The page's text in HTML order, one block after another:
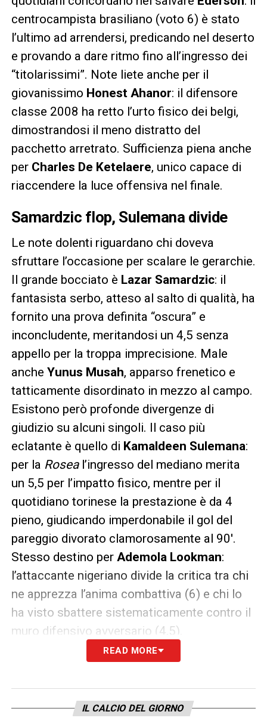
centrocampista brasiliano (voto 6) è stato
l’ultimo ad arrendersi, predicando nel deserto
e provando a dare ritmo fino all’ingresso dei
“titolarissimi”. Note liete anche per il
giovanissimo Honest Ahanor: il difensore
classe 2008 ha retto l’urto fisico dei belgi,
dimostrandosi il meno distratto del
pacchetto arretrato. Sufficienza piena anche
per Charles De Ketelaere, unico capace di
riaccendere la luce offensiva nel finale.
Samardzic flop, Sulemana divide
Le note dolenti riguardano chi doveva
sfruttare l’occasione per scalare le gerarchie.
Il grande bocciato è Lazar Samardzic: il
fantasista serbo, atteso al salto di qualità, ha
fornito una prova definita “oscura” e
inconcludente, meritandosi un 4,5 senza
appello per la troppa imprecisione. Male
anche Yunus Musah, apparso frenetico e
tatticamente disordinato in mezzo al campo.
Esistono però profonde divergenze di
giudizio su alcuni singoli. Il caso più
eclatante è quello di Kamaldeen Sulemana:
per la Roseal’ingresso del mediano merita
un 5,5 per l’impatto fisico, mentre per il
quotidiano torinese la prestazione è da 4
pieno, giudicando imperdonabile il gol del
pareggio divorato clamorosamente al 90′.
Stesso destino per Ademola Lookman:
l’attaccante nigeriano divide la critica tra chi
ne apprezza l’anima combattiva (6) e chi lo
ha visto sbattere sistematicamente contro il
muro difensivo avversario (4,5).
Ultime notizie Calcio Estero: tutte le novità
LA PLAYLIST DELLE NOSTRE TOP NEWS
READ MORE
IL CALCIO DEL GIORNO